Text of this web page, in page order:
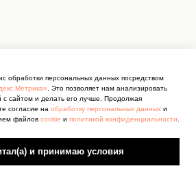
обработки персональных данных посредством
. Это позволяет нам анализировать
с сайтом и делать его лучше. Продолжая
согласие на обработку персональных данных и
файлов cookie и политикой конфиденциальности.
и принимаю условия